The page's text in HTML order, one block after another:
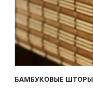
БАМБУКОВЫЕ ШТОРЫ